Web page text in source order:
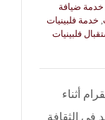
خدمة ضيافة
خدمة فلبينيات
فلبينيات
أثناء
في الثقافة